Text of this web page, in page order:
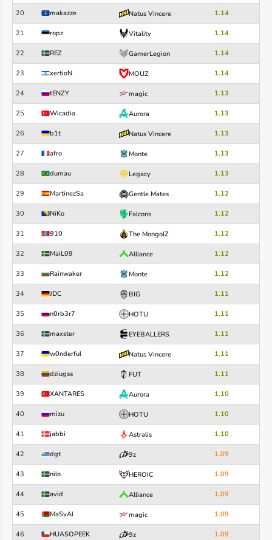
20 makazze Natus Vincere 1.14
21 ropz Vitality 1.14
22 REZ GamerLegion 1.14
23 xertioN MOUZ 1.14
24 tENZY magic 1.13
25 Wicadia Aurora 1.13
26 b1t Natus Vincere 1.13
27 afro Monte 1.13
28 dumau Legacy 1.13
29 MartinezSa Gentle Mates 1.12
30 NiKo Falcons 1.12
31 910 The MongolZ 1.12
32 MaiL09 Alliance 1.12
33 Rainwaker Monte 1.12
34 JDC BIG 1.11
35 n0rb3r7 HOTU 1.11
36 maxster EYEBALLERS 1.11
37 w0nderful Natus Vincere 1.11
38 dziugss FUT 1.11
39 XANTARES Aurora 1.10
40 mizu HOTU 1.10
41 jabbi Astralis 1.10
42 dgt 9z 1.09
43 nilo HEROIC 1.09
44 avid Alliance 1.09
45 MaSvAl magic 1.09
46 HUASOPEEK 9z 1.09